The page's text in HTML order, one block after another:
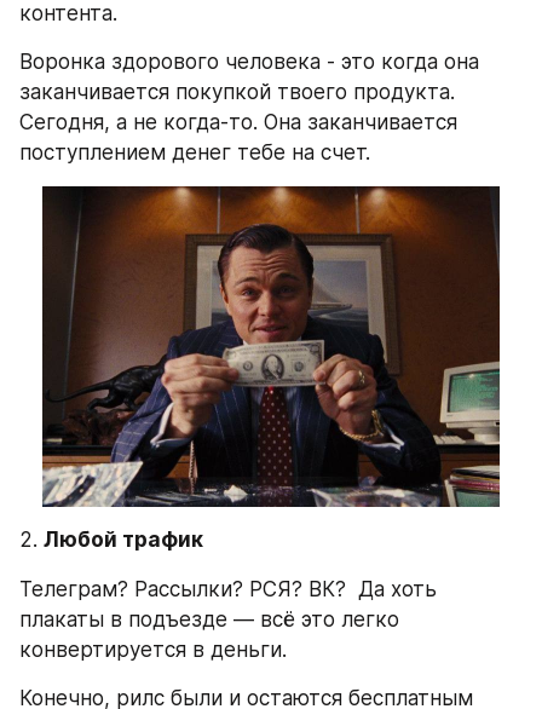
контента.
Воронка здорового человека - это когда она
заканчивается покупкой твоего продукта.
Сегодня, а не когда-то. Она заканчивается
поступлением денег тебе на счет.
2. Любой трафик
Телеграм? Рассылки? РСЯ? ВК?  Да хоть
плакаты в подъезде — всё это легко
конвертируется в деньги.
Конечно, рилс были и остаются бесплатным